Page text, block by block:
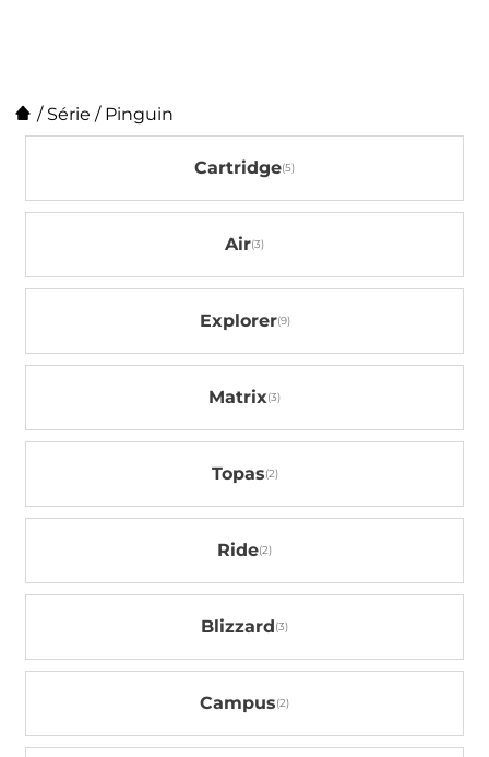
/ Série / Pinguin
Cartridge
Air
Explorer
Matrix
Topas
Ride
Blizzard
Campus